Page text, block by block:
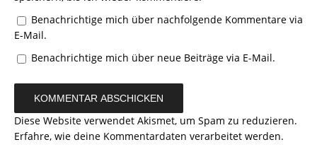
Benachrichtige mich über nachfolgende Kommentare via
E-Mail.
Benachrichtige mich über neue Beiträge via E-Mail.
Diese Website verwendet Akismet, um Spam zu reduzieren.
Erfahre, wie deine Kommentardaten verarbeitet werden.